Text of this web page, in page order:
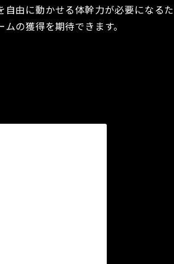
自由に動かせる体幹力が必要にな
の獲得を期待できます。